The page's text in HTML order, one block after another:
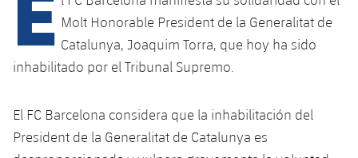
plusicon
más
Spotify Camp Nou
SUB13
SUB12
SUB11 A
SUB11 B
SUB13 B
SUB12 C
SUB11 C
Entradas
Resultados
Base
Barça Atlètic
Campus Verano
PLUSICON
MÁS
Actualidad
Barça Atlètic
plusicon
más
Molt Honorable President de la Generalitat de
Catalunya, Joaquim Torra, que hoy ha sido
inhabilitado por el Tribunal Supremo.
El FC Barcelona considera que la inhabilitación del
President de la Generalitat de Catalunya es